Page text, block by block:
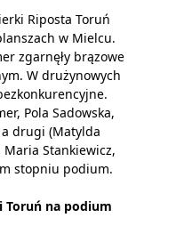
Riposta Toruń
w Mielcu.
zgarnęły brązowe
W drużynowych
Pola Sadowska,
drugi (Matylda
Maria Stankiewicz,
stopniu podium.
Toruń na podium